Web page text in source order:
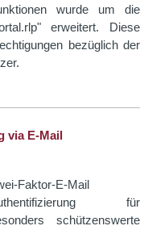
wurde um die
erweitert. Diese
bezüglich der
via E-Mail
Faktor-E-Mail
für
schützenswerte